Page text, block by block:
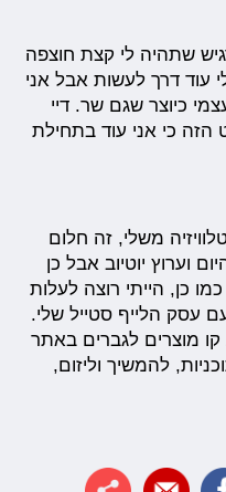
שתהיה לי קצת חוצפה
עוד דרך לעשות אבל אני
כיוצר שגם שר. דיי
כי אני עוד בתחילת
משלי, זה חלום
וערוץ יוטיוב אבל כן
כן, הייתי רוצה לעלות
עסק הלייף סטייל שלי.
מוצרים לגברים באתר
להמשיך וליזום,